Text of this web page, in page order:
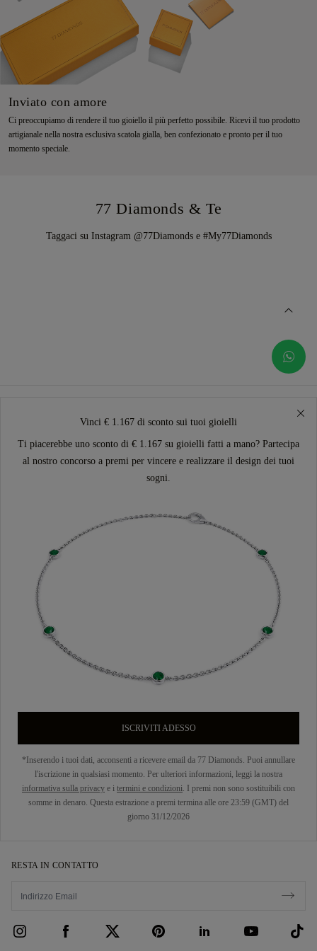
Inviato con amore
Ci preoccupiamo di rendere il tuo gioiello il più perfetto possibile. Ricevi il tuo prodotto
artigianale nella nostra esclusiva scatola gialla, ben confezionato e pronto per il tuo
momento speciale.
77 Diamonds & Te
Taggaci su Instagram @77Diamonds e #My77Diamonds
Vinci € 1.167 di sconto sui tuoi gioielli
Ti piacerebbe uno sconto di € 1.167 su gioielli fatti a mano? Partecipa
al nostro concorso a premi per vincere e realizzare il design dei tuoi
sogni.
ISCRIVITI ADESSO
*Inserendo i tuoi dati, acconsenti a ricevere email da 77 Diamonds. Puoi annullare
l'iscrizione in qualsiasi momento. Per ulteriori informazioni, leggi la nostra
informativa sulla privacy e i termini e condizioni. I premi non sono sostituibili con
somme in denaro. Questa estrazione a premi termina alle ore 23:59 (GMT) del
giorno 31/12/2026
RESTA IN CONTATTO